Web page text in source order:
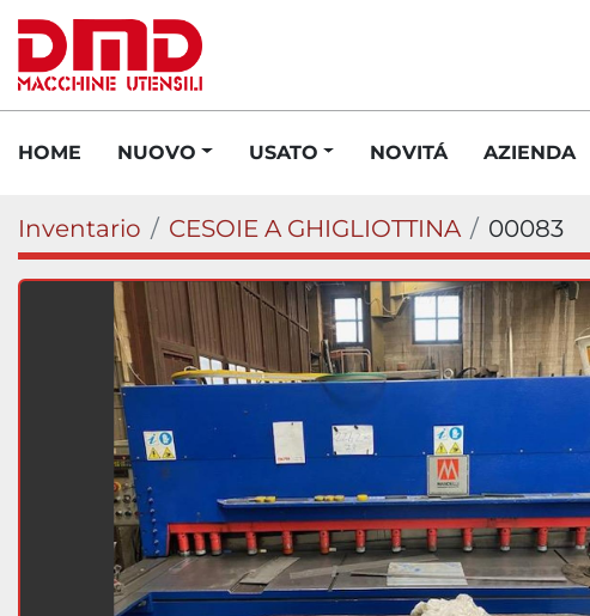
HOME NUOVO USATO NOVITÁ AZIENDA
Inventario CESOIE A GHIGLIOTTINA 00083